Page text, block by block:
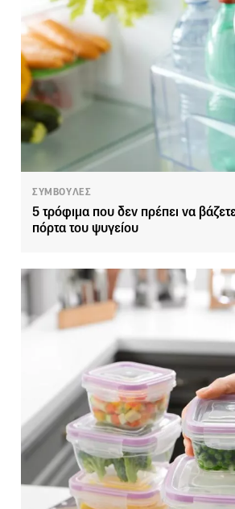
ΣΥΜΒΟΥΛΕΣ
5 τρόφιμα που δεν πρέπει να
πόρτα του ψυγείου